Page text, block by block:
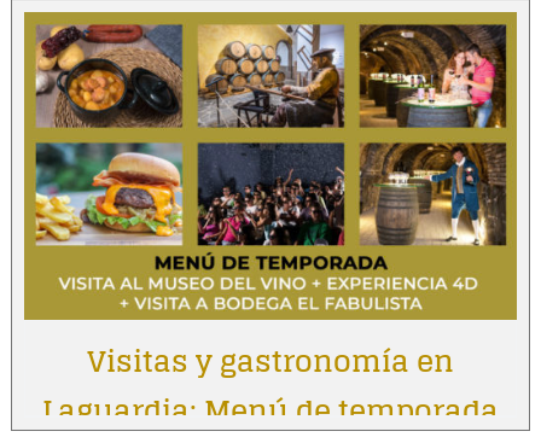
Visitas y gastronomía en
Laguardia: Menú de temporada